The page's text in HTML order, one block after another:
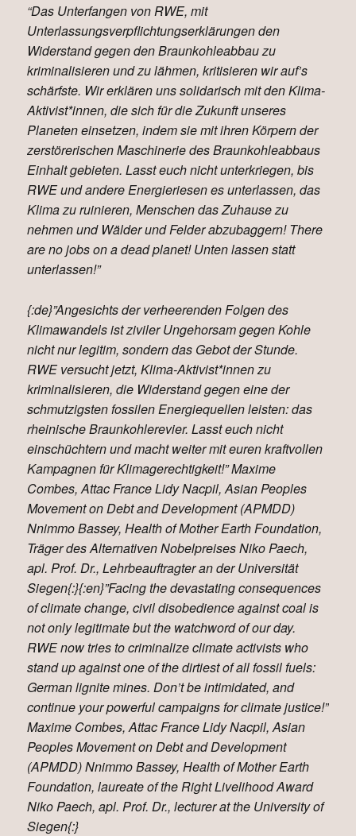
“Das Unterfangen von RWE, mit
Unterlassungsverpflichtungserklärungen den
Widerstand gegen den Braunkohleabbau zu
kriminalisieren und zu lähmen, kritisieren wir auf’s
schärfste. Wir erklären uns solidarisch mit den Klima-
Aktivist*innen, die sich für die Zukunft unseres
Planeten einsetzen, indem sie mit ihren Körpern der
zerstörerischen Maschinerie des Braunkohleabbaus
Einhalt gebieten. Lasst euch nicht unterkriegen, bis
RWE und andere Energieriesen es unterlassen, das
Klima zu ruinieren, Menschen das Zuhause zu
nehmen und Wälder und Felder abzubaggern! There
are no jobs on a dead planet! Unten lassen statt
unterlassen!”
{:de}”Angesichts der verheerenden Folgen des
Klimawandels ist ziviler Ungehorsam gegen Kohle
nicht nur legitim, sondern das Gebot der Stunde.
RWE versucht jetzt, Klima-Aktivist*innen zu
kriminalisieren, die Widerstand gegen eine der
schmutzigsten fossilen Energiequellen leisten: das
rheinische Braunkohlerevier. Lasst euch nicht
einschüchtern und macht weiter mit euren kraftvollen
Kampagnen für Klimagerechtigkeit!” Maxime
Combes, Attac France Lidy Nacpil, Asian Peoples
Movement on Debt and Development (APMDD)
Nnimmo Bassey, Health of Mother Earth Foundation,
Träger des Alternativen Nobelpreises Niko Paech,
apl. Prof. Dr., Lehrbeauftragter an der Universität
Siegen{:}{:en}”Facing the devastating consequences
of climate change, civil disobedience against coal is
not only legitimate but the watchword of our day.
RWE now tries to criminalize climate activists who
stand up against one of the dirtiest of all fossil fuels:
German lignite mines. Don’t be intimidated, and
continue your powerful campaigns for climate justice!”
Maxime Combes, Attac France Lidy Nacpil, Asian
Peoples Movement on Debt and Development
(APMDD) Nnimmo Bassey, Health of Mother Earth
Foundation, laureate of the Right Livelihood Award
Niko Paech, apl. Prof. Dr., lecturer at the University of
Siegen{:}